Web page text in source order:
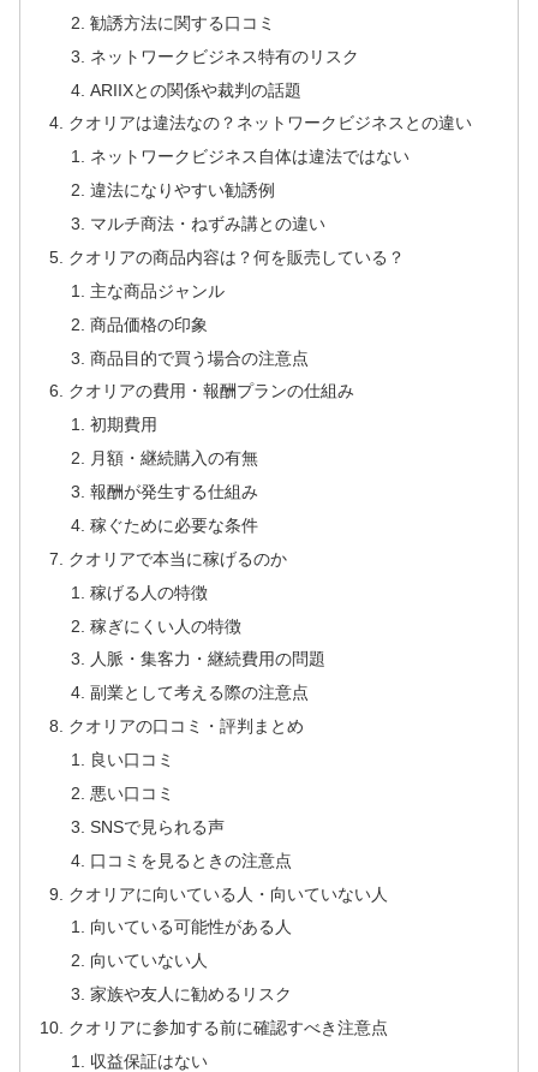
勧誘方法に関する口コミ
ネットワークビジネス特有のリスク
ARIIXとの関係や裁判の話題
クオリアは違法なの？ネットワークビジネスとの違い
ネットワークビジネス自体は違法ではない
違法になりやすい勧誘例
マルチ商法・ねずみ講との違い
クオリアの商品内容は？何を販売している？
主な商品ジャンル
商品価格の印象
商品目的で買う場合の注意点
クオリアの費用・報酬プランの仕組み
初期費用
月額・継続購入の有無
報酬が発生する仕組み
稼ぐために必要な条件
クオリアで本当に稼げるのか
稼げる人の特徴
稼ぎにくい人の特徴
人脈・集客力・継続費用の問題
副業として考える際の注意点
クオリアの口コミ・評判まとめ
良い口コミ
悪い口コミ
SNSで見られる声
口コミを見るときの注意点
クオリアに向いている人・向いていない人
向いている可能性がある人
向いていない人
家族や友人に勧めるリスク
クオリアに参加する前に確認すべき注意点
収益保証はない